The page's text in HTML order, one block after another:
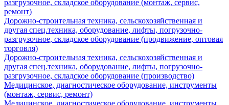
разгрузочное, складское оборудование (монтаж, сервис,
ремонт)
Дорожно-строительная техника, сельскохозяйственная и
другая спец.техника, оборудование, лифты, погрузочно-
разгрузочное, складское оборудование (продвижение, оптовая
торговля)
Дорожно-строительная техника, сельскохозяйственная и
другая спец.техника, оборудование, лифты, погрузочно-
разгрузочное, складское оборудование (производство)
Медицинское, диагностическое оборудование, инструменты
(монтаж, сервис, ремонт)
Медицинское, диагностическое оборудование, инструменты